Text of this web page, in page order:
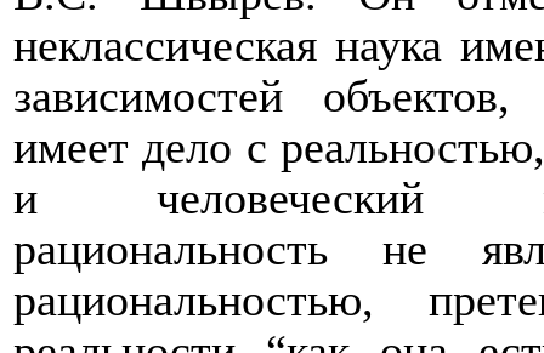
неклассическая наука
зависимостей
имеет дело с
и человеческий
рациональность не
рациональностью,